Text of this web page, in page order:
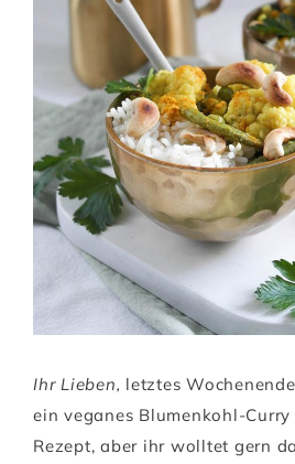
Ihr Lieben, letztes
ein veganes Blumenkohl-
Rezept, aber ihr wolltet gern